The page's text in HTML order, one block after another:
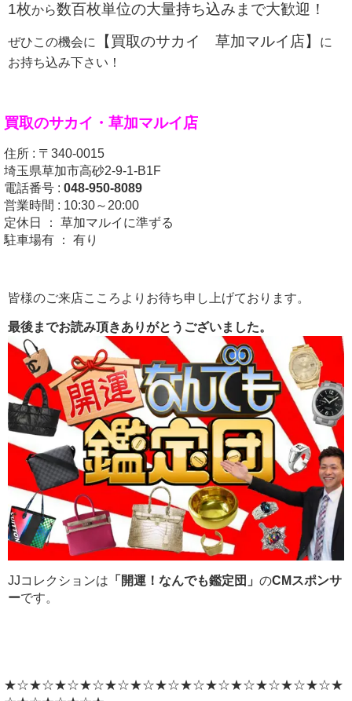
1枚から数百枚単位の大量持ち込みまで大歓迎！
ぜひこの機会に 【買取のサカイ 草加マルイ店】
に
お持ち込み下さい！
買取のサカイ・ 草加マルイ店
住所 : 〒340-0015
埼玉県草加市高砂2-9-1-B1F
電話番号 : 048-950-8089
営業時間 : 10:30～20:00
定休日 ： 草加マルイに準ずる
駐車場有 ： 有り
皆様のご来店こころよりお待ち申し上げております。
最後までお読み頂きありがとうございました。
JJコレクションは 「開運！なんでも鑑定団」 のCMスポンサ
ーです。
★☆★☆★☆★☆★☆★☆★☆★☆★☆★☆★☆★☆★☆★